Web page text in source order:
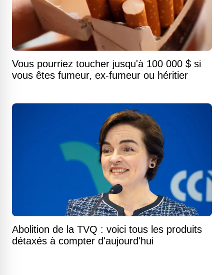
Vous pourriez toucher jusqu'à 100 000 $ si
vous êtes fumeur, ex-fumeur ou héritier
Abolition de la TVQ : voici tous les produits
détaxés à compter d'aujourd'hui